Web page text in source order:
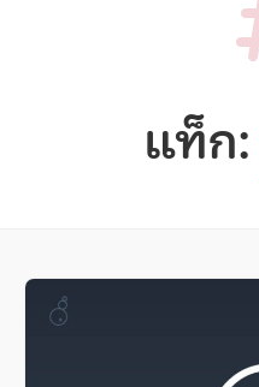
แท็ก: